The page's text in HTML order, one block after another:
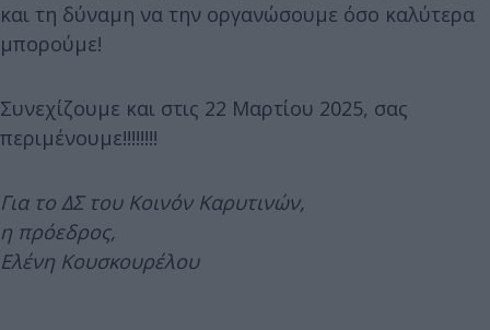
και τη δύναμη να την οργανώσουμε όσο καλύτερα
μπορούμε!
Συνεχίζουμε και στις 22 Μαρτίου 2025, σας
περιμένουμε!!!!!!!!
Για το ΔΣ του Κοινόν Καρυτινών,
η πρόεδρος,
Ελένη Κουσκουρέλου